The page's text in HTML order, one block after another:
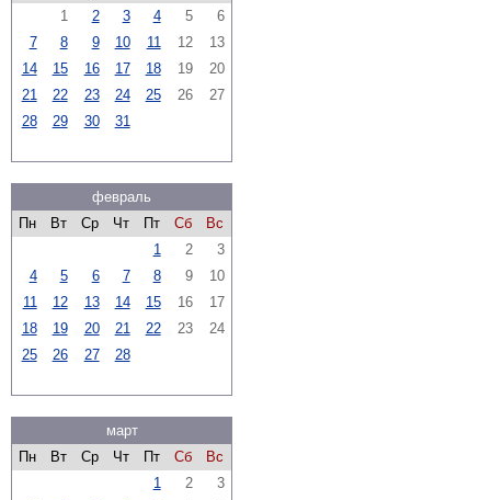
1
2 3 4 5
6
7
8 9 10 11 12
13
14
15 16 17 18 19
20
21
22 23 24 25 26
27
28
29 30 31
февраль
Пн
Вт Ср Чт Пт Сб
Вс
1
2
3
4
5 6 7 8 9
10
11
12 13 14 15 16
17
18
19 20 21 22 23
24
25
26 27 28
март
Пн
Вт Ср Чт Пт Сб
Вс
1
2
3